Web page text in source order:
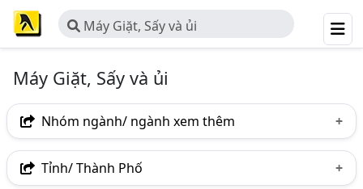
Máy Giặt, Sấy và ủi
Máy Giặt, Sấy và ủi
Nhóm ngành/ ngành xem thêm
Ngành nghề
Tỉnh/ Thành Phố